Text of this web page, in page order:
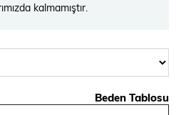
kalmamıştır.
Beden Tablosu